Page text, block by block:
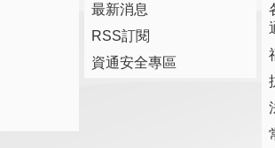
最新消息
RSS訂閱
資通安全專區